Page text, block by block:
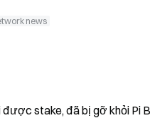
news
stake, đã bị gỡ khỏi Pi